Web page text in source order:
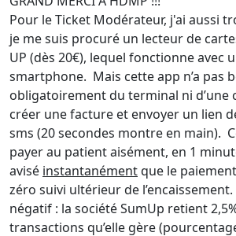
Pour le Ticket Modérateur, j'ai aussi
je me suis procuré un lecteur de
UP (dès 20€), lequel fonctionne avec
smartphone. Mais cette app n’a pas
obligatoirement du terminal ni d’une
créer une facture et envoyer un lien
sms (20 secondes montre en main).
payer au patient aisément, en 1
avisé instantanémentque le
zéro suivi ultérieur de
négatif : la société SumUp retient
transactions qu’elle gère